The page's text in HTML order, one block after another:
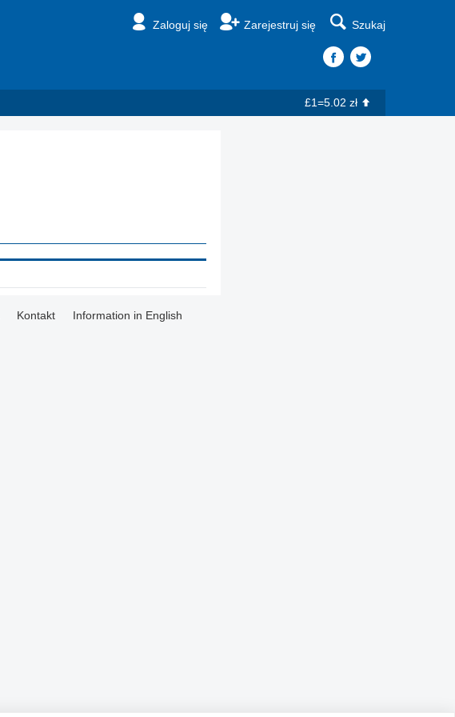
Zaloguj się Zarejestruj się Szukaj
£1=5.02 zł
Kontakt Information in English